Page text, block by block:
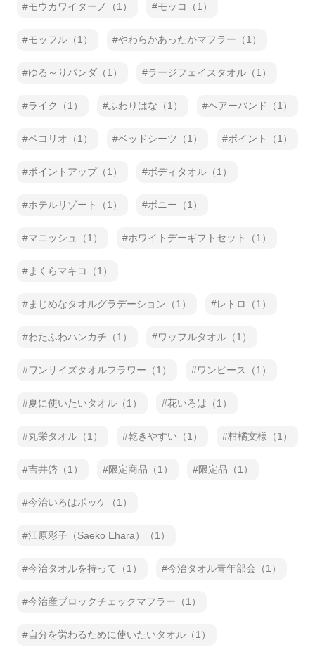
モウカワイターノ（1） モッコ（1）
モッフル（1） やわらかあったかマフラー（1）
ゆる～りパンダ（1） ラージフェイスタオル（1）
ライク（1） ふわりはな（1） ヘアーバンド（1）
ペコリオ（1） ベッドシーツ（1） ポイント（1）
ポイントアップ（1） ボディタオル（1）
ホテルリゾート（1） ボニー（1）
マニッシュ（1） ホワイトデーギフトセット（1）
まくらマキコ（1）
まじめなタオルグラデーション（1） レトロ（1）
わたふわハンカチ（1） ワッフルタオル（1）
ワンサイズタオルフラワー（1） ワンピース（1）
夏に使いたいタオル（1） 花いろは（1）
丸栄タオル（1） 乾きやすい（1） 柑橘文様（1）
吉井啓（1） 限定商品（1） 限定品（1）
今治いろはポッケ（1）
江原彩子（Saeko Ehara）（1）
今治タオルを持って（1） 今治タオル青年部会（1）
今治産ブロックチェックマフラー（1）
自分を労わるために使いたいタオル（1）